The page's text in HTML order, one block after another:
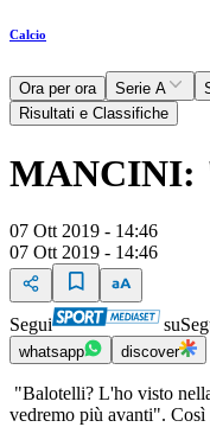
Calcio
Ora per ora Serie A
Risultati e Classifiche
MANCINI:
07 Ott 2019 - 14:46
07 Ott 2019 - 14:46
Segui su
whatsapp discover
"Balotelli? L'ho visto
vedremo più avanti".